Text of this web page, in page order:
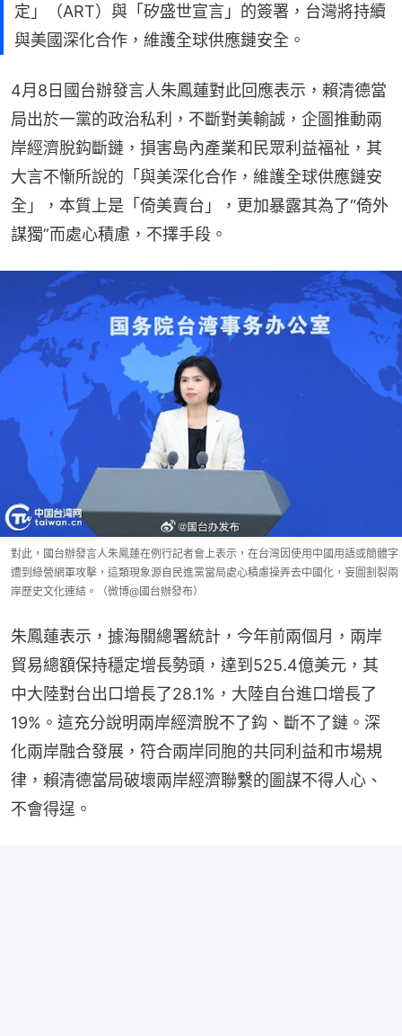
定」（ART）與「矽盛世宣言」的簽署，台灣將持續
與美國深化合作，維護全球供應鏈安全。
4月8日國台辦發言人朱鳳蓮對此回應表示，賴清德當
局出於一黨的政治私利，不斷對美輸誠，企圖推動兩
岸經濟脫鈎斷鏈，損害島內產業和民眾利益福祉，其
大言不慚所說的「與美深化合作，維護全球供應鏈安
全」，本質上是「倚美賣台」，更加暴露其為了“倚外
謀獨”而處心積慮，不擇手段。
對此，國台辦發言人朱鳳蓮在例行記者會上表示，在台灣因使用中國用語或簡體字
遭到綠營網軍攻擊，這類現象源自民進黨當局處心積慮操弄去中國化，妄圖割裂兩
岸歷史文化連結。（微博@國台辦發布）
朱鳳蓮表示，據海關總署統計，今年前兩個月，兩岸
貿易總額保持穩定增長勢頭，達到525.4億美元，其
中大陸對台出口增長了28.1%，大陸自台進口增長了
19%。這充分說明兩岸經濟脫不了鈎、斷不了鏈。深
化兩岸融合發展，符合兩岸同胞的共同利益和市場規
律，賴清德當局破壞兩岸經濟聯繫的圖謀不得人心、
不會得逞。